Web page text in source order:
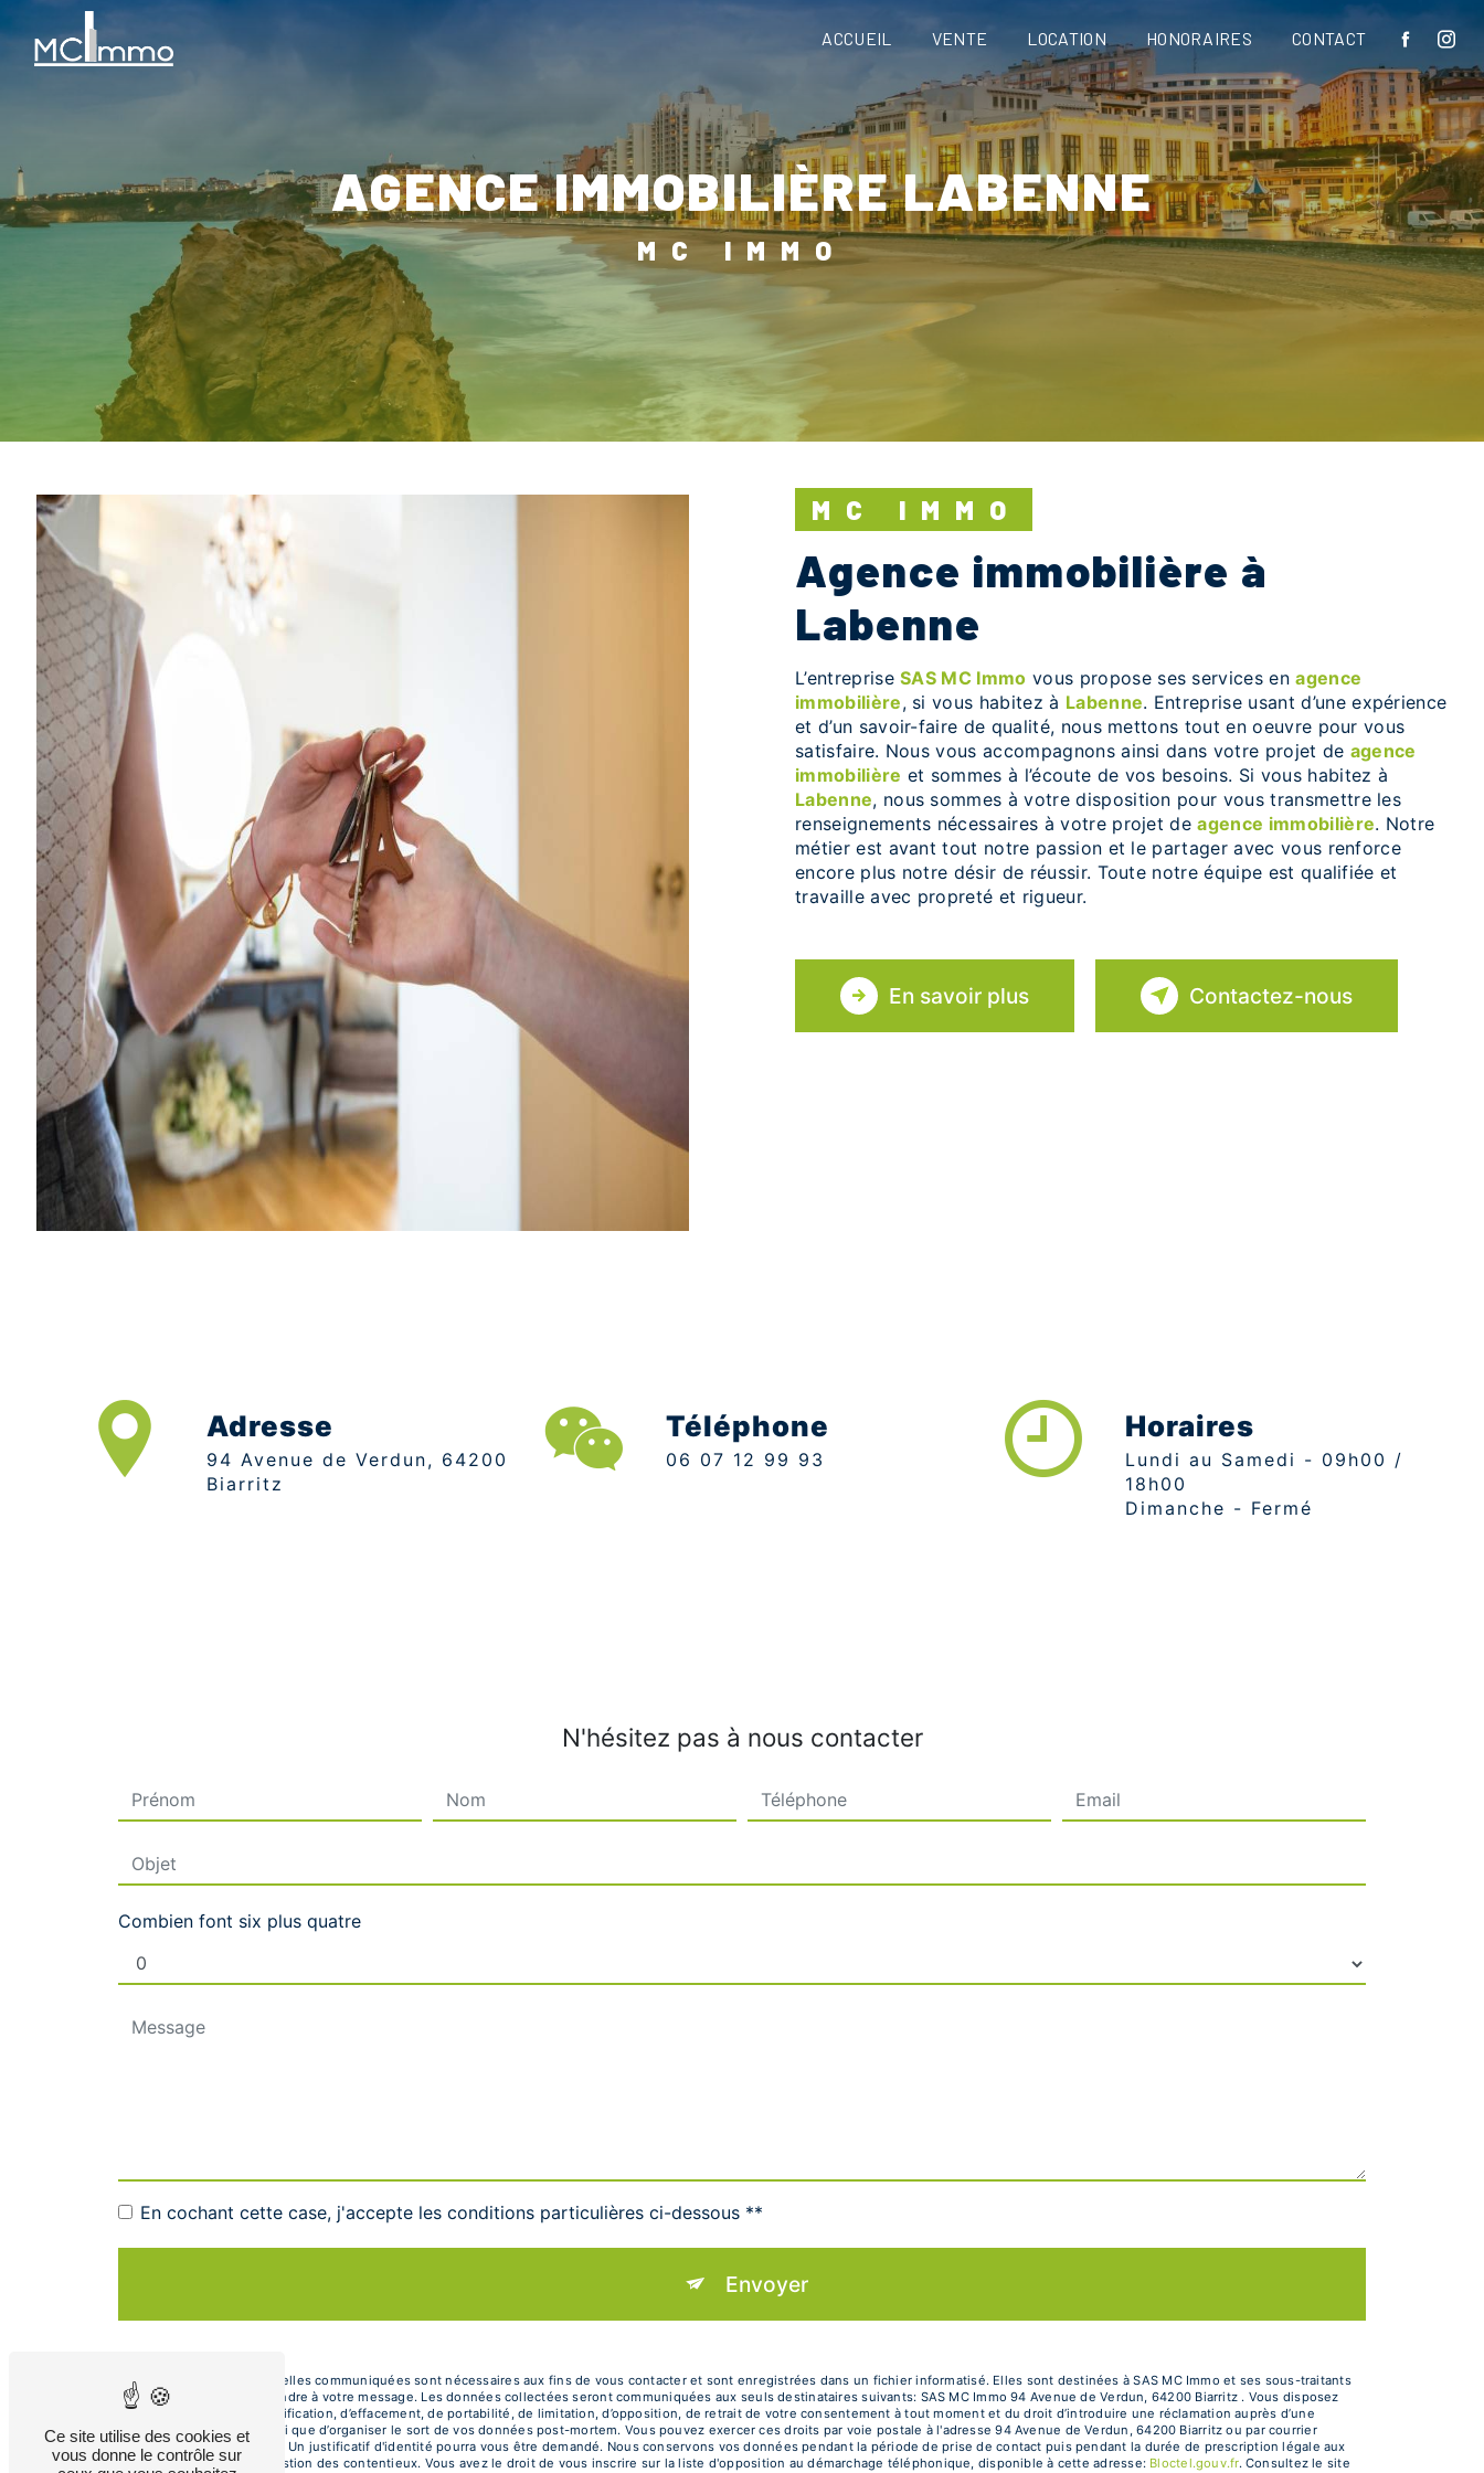
ACCUEIL VENTE LOCATION HONORAIRES CONTACT
AGENCE IMMOBILIÈRE LABENNE
MC IMMO
MC IMMO
agence immobilière à
Labenne
L’entrepriseSAS MC Immo vous propose ses services enagence
immobilière, si vous habitez à Labenne. Entreprise usant d’une expérience
et d’un savoir-faire de qualité, nous mettons tout en oeuvre pour vous
satisfaire. Nous vous accompagnons ainsi dans votre projet de agence
immobilière et sommes à l’écoute de vos besoins. Si vous habitez à
Labenne, nous sommes à votre disposition pour vous transmettre les
renseignements nécessaires à votre projet deagence immobilière. Notre
métier est avant tout notre passion et le partager avec vous renforce
encore plus notre désir de réussir. Toute notre équipe est qualifiée et
travaille avec propreté et rigueur.
En savoir plus Contactez-nous
Adresse
94 Avenue de Verdun, 64200
Biarritz
Téléphone
06 07 12 99 93
Horaires
Lundi au Samedi - 09h00 /
18h00
Dimanche - Fermé
N'hésitez pas à nous contacter
Combien font six plus quatre
En cochant cette case, j'accepte les conditions particulières ci-dessous **
Envoyer
** Les données personnelles communiquées sont nécessaires aux fins de vous contacter et sont enregistrées dans un fichier informatisé. Elles sont destinées à SAS MC Immo et ses sous-traitants
dans le seul but de répondre à votre message. Les données collectées seront communiquées aux seuls destinataires suivants: SAS MC Immo 94 Avenue de Verdun, 64200 Biarritz . Vous disposez
de droits d’accès, de rectification, d’effacement, de portabilité, de limitation, d’opposition, de retrait de votre consentement à tout moment et du droit d’introduire une réclamation auprès d’une
autorité de contrôle, ainsi que d’organiser le sort de vos données post-mortem. Vous pouvez exercer ces droits par voie postale à l'adresse 94 Avenue de Verdun, 64200 Biarritz ou par courrier
électronique à l'adresse . Un justificatif d'identité pourra vous être demandé. Nous conservons vos données pendant la période de prise de contact puis pendant la durée de prescription légale aux
fins probatoires et de gestion des contentieux. Vous avez le droit de vous inscrire sur la liste d'opposition au démarchage téléphonique, disponible à cette adresse:
Bloctel.gouv.fr. Consultez le site
Panneau de gestion des cookies
Ce site utilise des cookies et
vous donne le contrôle sur